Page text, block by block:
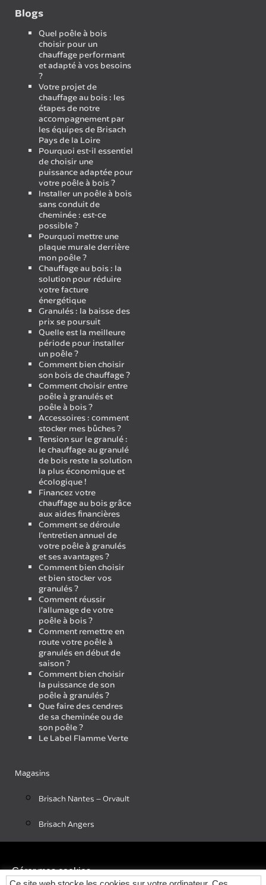
Blogs
Quel poêle à bois
choisir pour un
chauffage performant
et adapté à vos besoins
?
Votre projet de
chauffage au bois : les
étapes de notre
accompagnement par
les équipes de Brisach
Pays de la Loire
Pourquoi est-il essentiel
de choisir une
puissance adaptée pour
votre poêle à bois ?
Installer un poêle à bois
sans conduit de
cheminée : est-ce
possible ?
Pourquoi mettre une
plaque murale derrière
mon poêle ?
Chauffage au bois : la
solution pour réduire
votre facture
énergétique
Granulés : la baisse des
prix se poursuit
Quelle est la meilleure
période pour installer
un poêle ?
Comment bien choisir
son bois de chauffage ?
Comment choisir entre
poêle à granulés et
poêle à bois ?
Accessoires : comment
stocker mes bûches ?
Tension sur le granulé :
le chauffage au granulé
de bois reste la solution
la plus économique et
écologique !
Financez votre
chauffage au bois grâce
aux aides financières
Comment se déroule
l’entretien annuel de
votre poêle à granulés
et ses avantages ?
Comment bien choisir
et bien stocker vos
granulés ?
Comment réussir
l’allumage de votre
poêle à bois ?
Comment remettre en
route votre poêle à
granulés en début de
saison ?
Comment bien choisir
la puissance de son
poêle à granulés ?
Que faire des cendres
de sa cheminée ou de
son poêle ?
Le Label Flamme Verte
Magasins
Brisach Nantes – Orvault
Brisach Angers
Gérer mes cookies